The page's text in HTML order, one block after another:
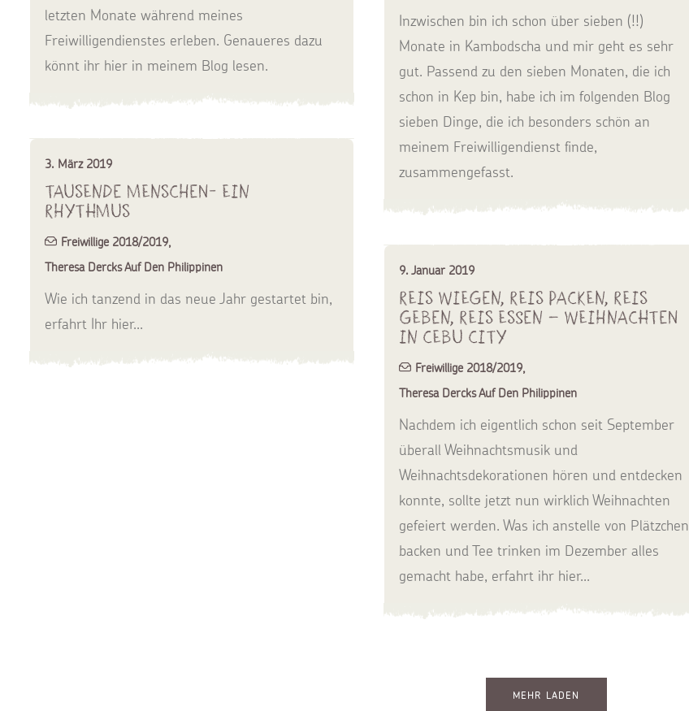
letzten Monate während meines
Freiwilligendienstes erleben. Genaueres dazu
könnt ihr hier in meinem Blog lesen.
Inzwischen bin ich schon über sieben (!!)
Monate in Kambodscha und mir geht es sehr
gut. Passend zu den sieben Monaten, die ich
schon in Kep bin, habe ich im folgenden Blog
sieben Dinge, die ich besonders schön an
meinem Freiwilligendienst finde,
zusammengefasst.
3. März 2019
Tausende Menschen- Ein
Rhythmus
Freiwillige 2018/2019,
Theresa Dercks Auf Den Philippinen
Wie ich tanzend in das neue Jahr gestartet bin,
erfahrt Ihr hier...
9. Januar 2019
Reis wiegen, Reis packen, Reis
geben, Reis essen – Weihnachten
in Cebu City
Freiwillige 2018/2019,
Theresa Dercks Auf Den Philippinen
Nachdem ich eigentlich schon seit September
überall Weihnachtsmusik und
Weihnachtsdekorationen hören und entdecken
konnte, sollte jetzt nun wirklich Weihnachten
gefeiert werden. Was ich anstelle von Plätzchen
backen und Tee trinken im Dezember alles
gemacht habe, erfahrt ihr hier...
MEHR LADEN